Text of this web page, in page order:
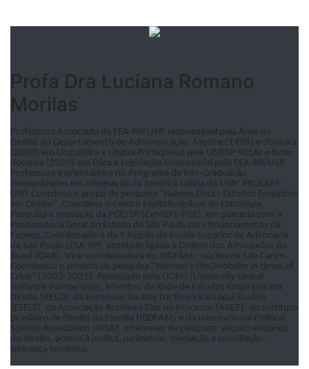
Profa Dra Luciana Romano
Morilas
Professora Associada da FEA-RP/USP, responsável pela Área de
Direito do Departamento de Administração. Mestre (1998) e doutora
(2003) em Linguística e Língua Portuguesa pela UNESP-FCLAr e livre-
docente (2020) em Ética e Legislação Empresarial pela FEA-RP/USP.
Professora e orientadora no Programa de Pós-Graduação
Interunidades em Integração da América Latina da USP/ PROLAM-
USP. Coordena o grupo de pesquisa "Habeas Data - Estudos Empíricos
em Direito". Coordena o Centro Multidisciplinar de Estratégia,
Pesquisa e Inovação da PGE/SP (CeMEPI/PGE), em parceria com a
Procuradoria Geral do Estado de São Paulo com financiamento da
Fapesp. Coordenadora da 9 Região da Escola Superior de Advocacia
de São Paulo (ESA-SP), entidade ligada à Ordem dos Advogados do
Brasil (OAB). Vice-coordenadora do IBDFAM - núcleo de São Carlos.
Coordenou o projeto de pesquisa "Women's (Im)Mobility in times of
Crisis" (2002-2021), financiado pela UGPN (University Global
Network Parntership). Membro da Rede de Estudos Empíricos em
Direito (REED), da European Society for Empirical Legal Studies
(ESELS), da Associação Brasileira Elas no Processo (ABEP), do Instituto
Brasileiro de Direito de Família (IBDFAM) e da International Political
Science Association (IPSA). Interesses de pesquisa: estudo empírico
do direito, acesso à justiça, jurimetria, mediação e conciliação,
liderança feminina.